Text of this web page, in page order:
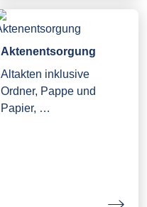
Aktenentsorgung
Altakten inklusive
Ordner, Pappe und
Papier, …